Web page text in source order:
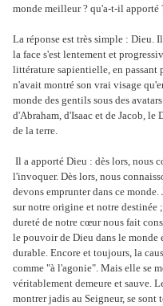
monde meilleur ? qu'a-t-il apporté
La réponse est très simple : Dieu.
la face s'est lentement et
littérature sapientielle, en passant
n'avait montré son vrai visage
monde des gentils sous des
d'Abraham, d'Isaac et de Jacob,
de la terre.
Il a apporté Dieu : dès lors, nous
l'invoquer. Dès lors, nous
devons emprunter dans ce
sur notre origine et notre destinée
dureté de notre cœur nous fait
le pouvoir de Dieu dans le monde
durable. Encore et toujours, la
comme "à l'agonie". Mais elle se
véritablement demeure et sauve.
montrer jadis au Seigneur, se